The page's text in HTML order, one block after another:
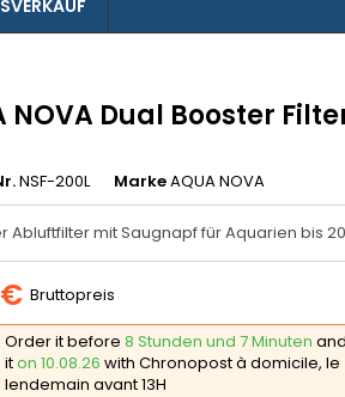
NOVA Dual Booster
NSF-200L MarkeAQUA NOVA
Abluftfilter mit Saugnapf für Aquarien bis
Bruttopreis
Order it before 8 Stunden und 7 Minuten
iton 10.08.26 with Chronopost à domicile, le
lendemain avant 13H